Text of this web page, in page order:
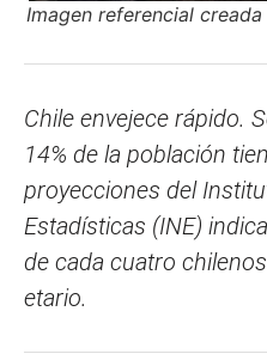
Imagen referencial
Chile envejece rápido.
14% de la población
proyecciones del
Estadísticas (INE)
de cada cuatro
etario.